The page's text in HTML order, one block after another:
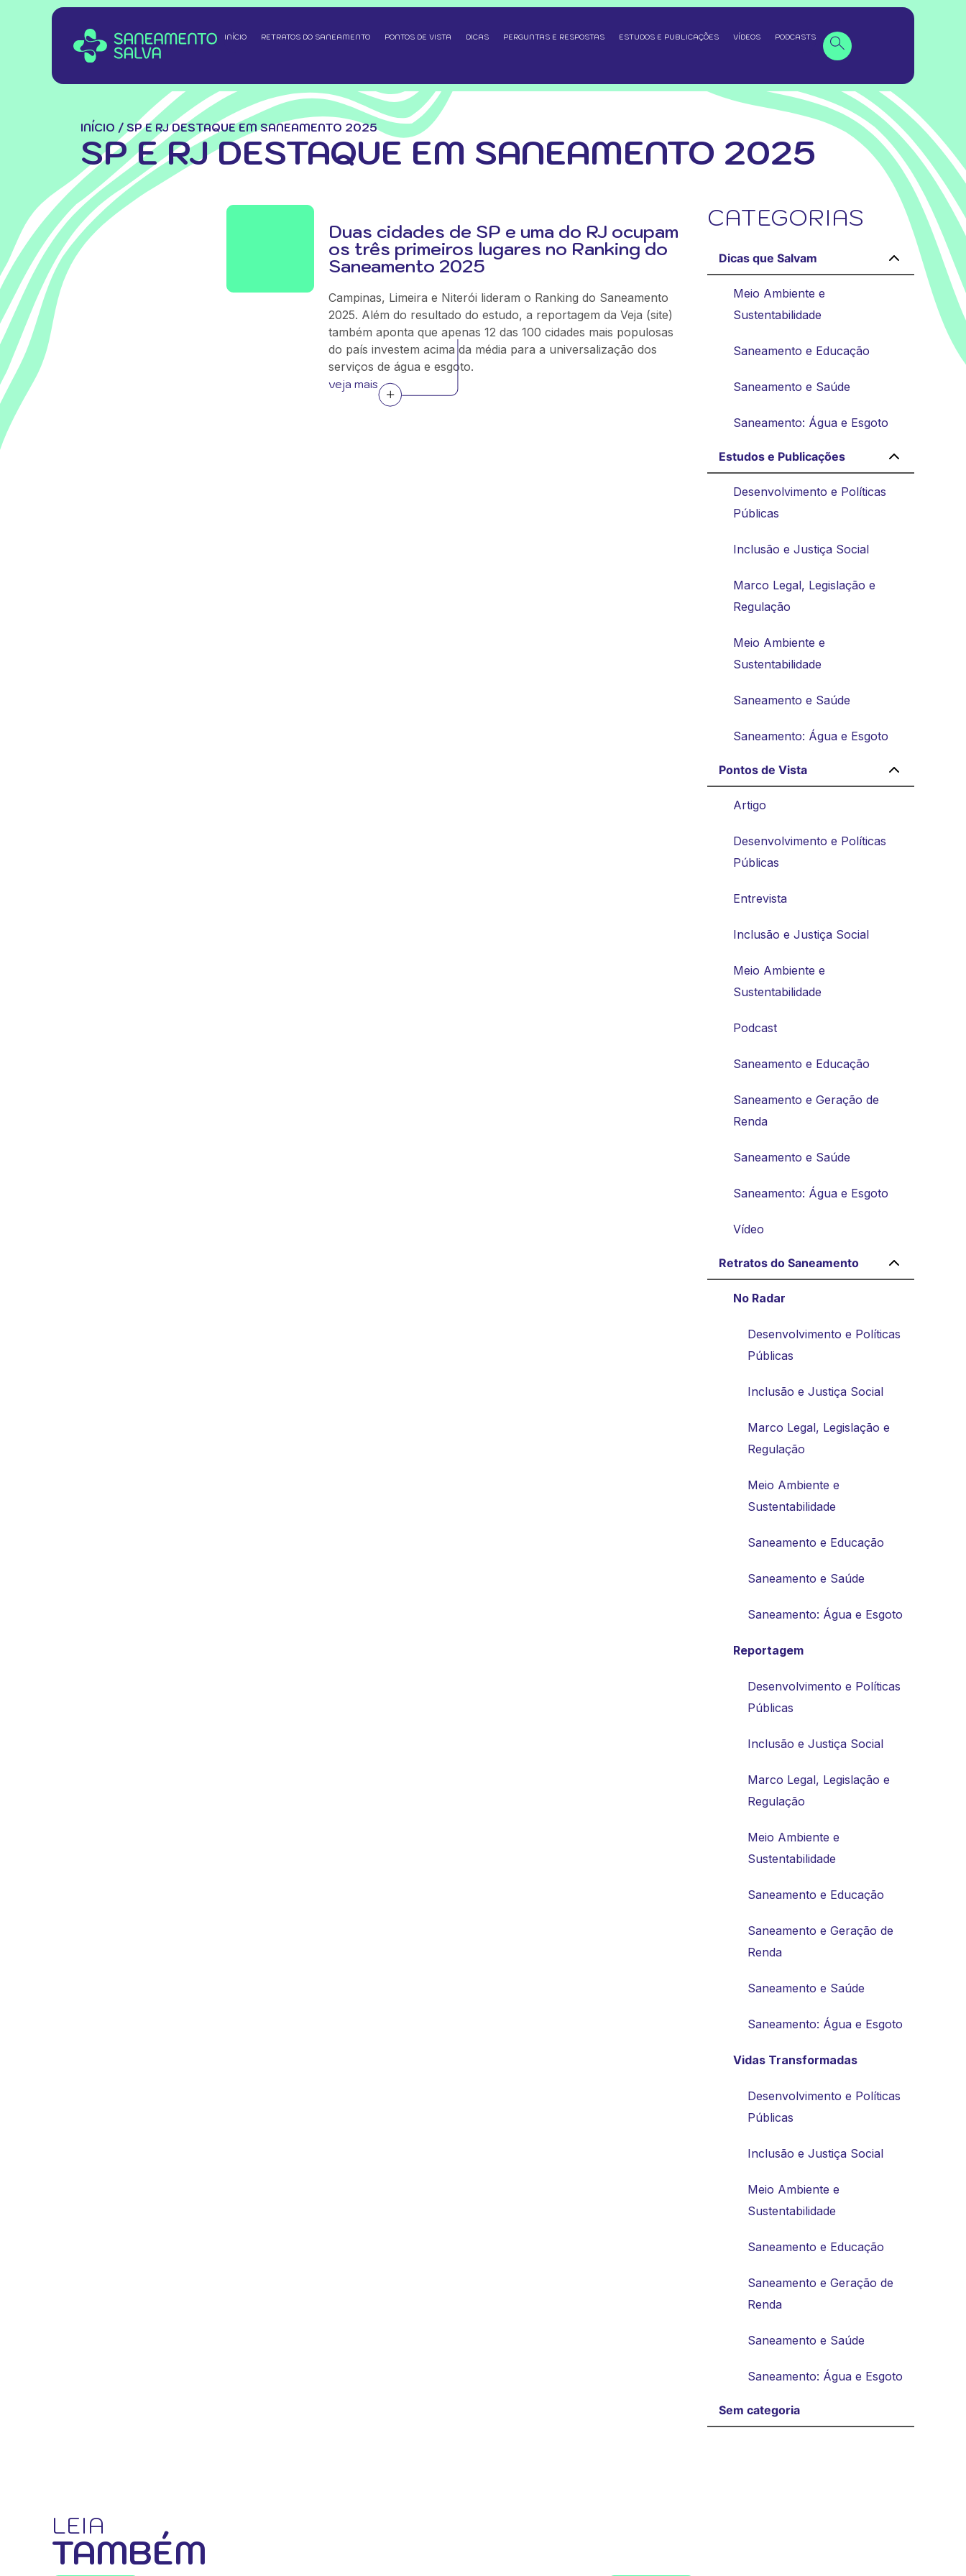
INÍCIO RETRATOS DO SANEAMENTO PONTOS DE VISTA DICAS PERGUNTAS E RESPOSTAS ESTUDOS E PUBLICAÇÕES VÍDEOS PODCASTS
INÍCIO / SP E RJ DESTAQUE EM SANEAMENTO 2025
SP E RJ DESTAQUE EM SANEAMENTO 2025
Duas cidades de SP e uma do RJ ocupam
os três primeiros lugares no Ranking do
Saneamento 2025
Campinas, Limeira e Niterói lideram o Ranking do Saneamento
2025. Além do resultado do estudo, a reportagem da Veja (site)
também aponta que apenas 12 das 100 cidades mais populosas
do país investem acima da média para a universalização dos
serviços de água e esgoto.
veja mais
CATEGORIAS
Dicas que Salvam
Meio Ambiente e
Sustentabilidade
Saneamento e Educação
Saneamento e Saúde
Saneamento: Água e Esgoto
Estudos e Publicações
Desenvolvimento e Políticas
Públicas
Inclusão e Justiça Social
Marco Legal, Legislação e
Regulação
Meio Ambiente e
Sustentabilidade
Saneamento e Saúde
Saneamento: Água e Esgoto
Pontos de Vista
Artigo
Desenvolvimento e Políticas
Públicas
Entrevista
Inclusão e Justiça Social
Meio Ambiente e
Sustentabilidade
Podcast
Saneamento e Educação
Saneamento e Geração de
Renda
Saneamento e Saúde
Saneamento: Água e Esgoto
Vídeo
Retratos do Saneamento
No Radar
Desenvolvimento e Políticas
Públicas
Inclusão e Justiça Social
Marco Legal, Legislação e
Regulação
Meio Ambiente e
Sustentabilidade
Saneamento e Educação
Saneamento e Saúde
Saneamento: Água e Esgoto
Reportagem
Desenvolvimento e Políticas
Públicas
Inclusão e Justiça Social
Marco Legal, Legislação e
Regulação
Meio Ambiente e
Sustentabilidade
Saneamento e Educação
Saneamento e Geração de
Renda
Saneamento e Saúde
Saneamento: Água e Esgoto
Vidas Transformadas
Desenvolvimento e Políticas
Públicas
Inclusão e Justiça Social
Meio Ambiente e
Sustentabilidade
Saneamento e Educação
Saneamento e Geração de
Renda
Saneamento e Saúde
Saneamento: Água e Esgoto
Sem categoria
LEIA
TAMBÉM